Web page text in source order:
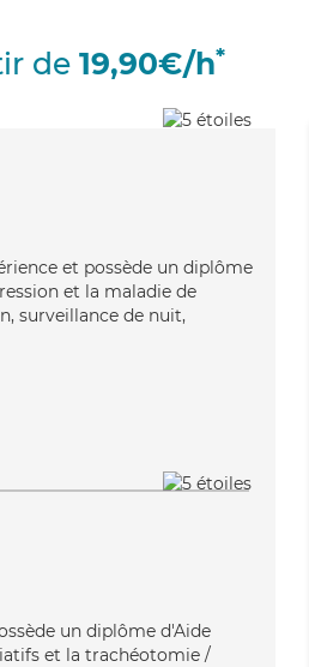
de 19,90€/h*
et possède un diplôme
et la maladie de
surveillance de nuit,
un diplôme d'Aide
et la trachéotomie /